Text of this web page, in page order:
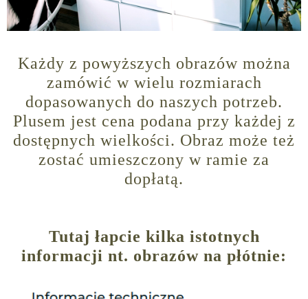
Każdy z powyższych obrazów można
zamówić w wielu rozmiarach
dopasowanych do naszych potrzeb.
Plusem jest cena podana przy każdej z
dostępnych wielkości. Obraz może też
zostać umieszczony w ramie za
dopłatą.
Tutaj łapcie kilka istotnych
informacji nt. obrazów na płótnie: